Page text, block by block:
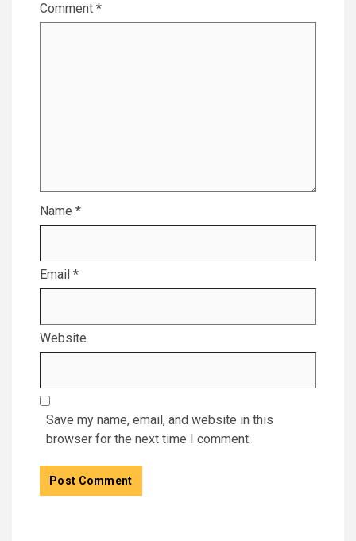
Comment *
Name *
Email *
Website
Save my name, email, and website in this
browser for the next time I comment.